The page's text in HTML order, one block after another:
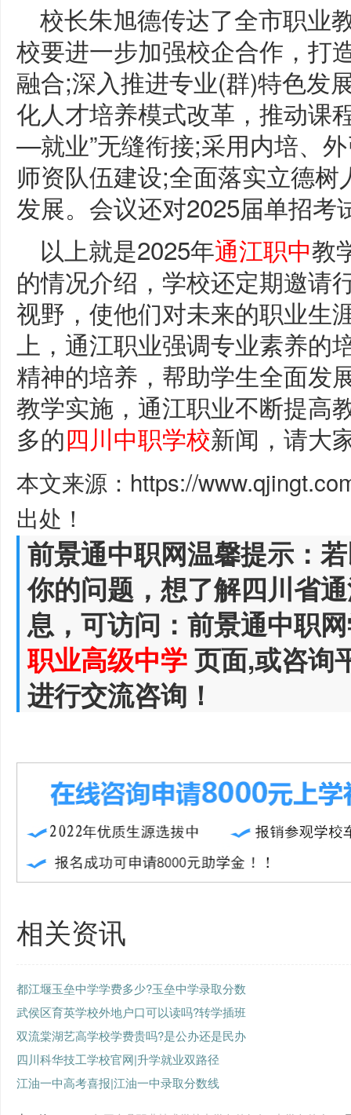
校长朱旭德传达了全市职业
校要进一步加强校企合作，打
融合;深入推进专业(群)特色发
化人才培养模式改革，推动课
—就业”无缝衔接;采用内培、
师资队伍建设;全面落实立德
发展。会议还对2025届单招考
以上就是2025年通江职中教
的情况介绍，学校还定期邀请
视野，使他们对未来的职业生
上，通江职业强调专业素养的
精神的培养，帮助学生全面发
教学实施，通江职业不断提高
多的四川中职学校新闻，请大
本文来源：https://
出处！
前景通中职网温馨提示：
你的问题，想了解四川省
息，可访问：前景通中职
职业高级中学页面,或咨询
进行交流咨询！
相关资讯
都江堰玉垒中学学费多少?玉垒中学录取分数
武侯区育英学校外地户口可以读吗?转学插班
双流棠湖艺高学校学费贵吗?是公办还是民办
四川科华技工学校官网|升学就业双路径
江油一中高考喜报|江油一中录取分数线